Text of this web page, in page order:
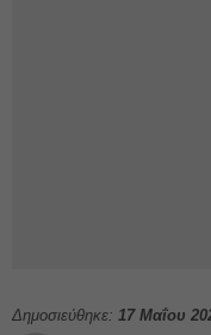
Δημοσιεύθηκε: 17 Μαΐου